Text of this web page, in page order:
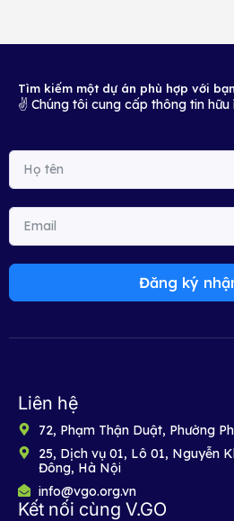
Tìm kiếm một dự án phù hợp với bạn
✌️ Chúng tôi cung cấp thông tin hữu
Đăng ký
Liên hệ
72, Phạm Thận Duật, Phường
25, Dịch vụ 01, Lô 01, Nguyễn
Đông, Hà Nội
info@vgo.org.vn
Kết nối cùng V.GO